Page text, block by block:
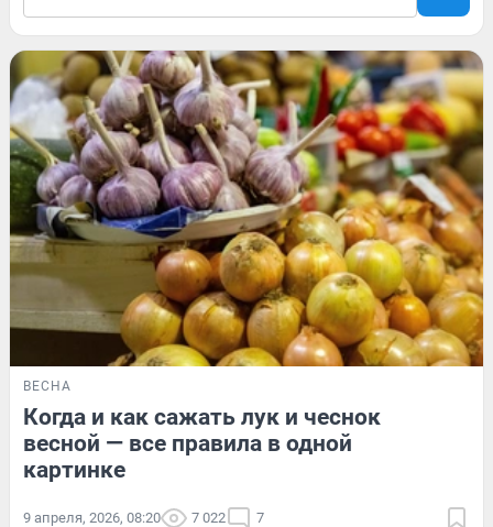
ВЕСНА
Когда и как сажать лук и чеснок
весной — все правила в одной
картинке
9 апреля, 2026, 08:20 7 022 7